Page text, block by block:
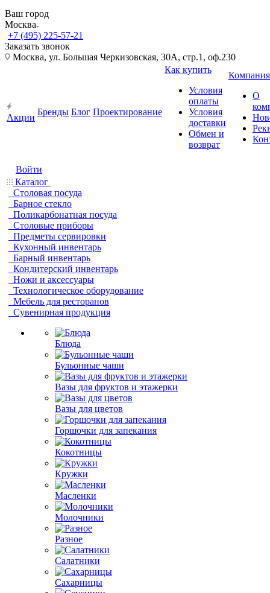
Ваш город
Москва
+7 (495) 225-57-21
Заказать звонок
Москва, ул. Большая Черкизовская, 30А, стр.1, оф.230
Акции
Бренды Блог Проектирование
Как купить
Условия
оплаты
Условия
доставки
Обмен и
возврат
Компания
О
Войти
Каталог
Столовая посуда
Барное стекло
Поликарбонатная посуда
Столовые приборы
Предметы сервировки
Кухонный инвентарь
Барный инвентарь
Кондитерский инвентарь
Ножи и аксессуары
Технологическое оборудование
Мебель для ресторанов
Сувенирная продукция
Блюда
Бульонные чаши
Вазы для фруктов и этажерки
Вазы для цветов
Горшочки для запекания
Кокотницы
Кружки
Масленки
Молочники
Разное
Салатники
Сахарницы